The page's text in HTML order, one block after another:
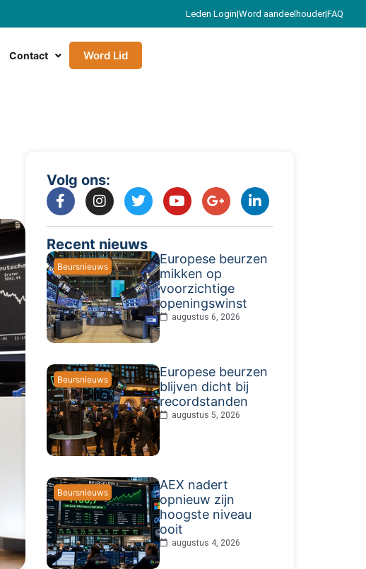
Leden Login|Word aandeelhouder|FAQ
Contact Word Lid
Volg ons:
Recent nieuws
Beursnieuws
Europese beurzen
mikken op
voorzichtige
openingswinst
augustus 6, 2026
Beursnieuws
Europese beurzen
blijven dicht bij
recordstanden
augustus 5, 2026
Beursnieuws
AEX nadert
opnieuw zijn
hoogste niveau
ooit
augustus 4, 2026